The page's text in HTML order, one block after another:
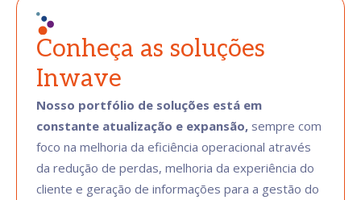
Conheça as soluções
Inwave
Nosso portfólio de soluções está em
constante atualização e expansão, sempre com
foco na melhoria da eficiência operacional através
da redução de perdas, melhoria da experiência do
cliente e geração de informações para a gestão do